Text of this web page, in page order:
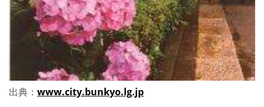
出典： www.city.bunkyo.lg.jp